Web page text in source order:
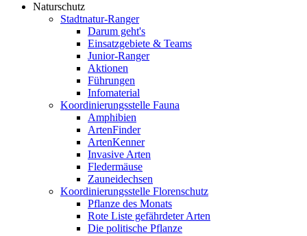
Naturschutz
Stadtnatur-Ranger
Darum geht's
Einsatzgebiete & Teams
Junior-Ranger
Aktionen
Führungen
Infomaterial
Koordinierungsstelle Fauna
Amphibien
ArtenFinder
ArtenKenner
Invasive Arten
Fledermäuse
Zauneidechsen
Koordinierungsstelle Florenschutz
Pflanze des Monats
Rote Liste gefährdeter Arten
Die politische Pflanze